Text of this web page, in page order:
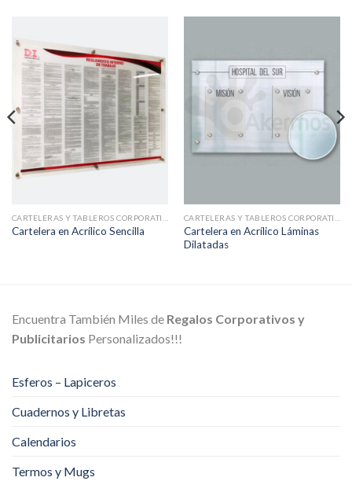
Cartelera en Acrílico Sencilla
Cartelera en Acrílico Láminas
Dilatadas
Encuentra También Miles de Regalos Corporativos y
Publicitarios Personalizados!!!
Esferos – Lapiceros
Cuadernos y Libretas
Calendarios
Termos y Mugs